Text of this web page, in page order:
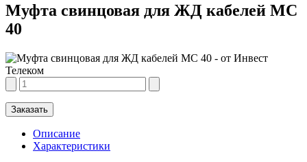
Муфта свинцовая для ЖД кабелей МС
40
Заказать
Описание
Характеристики